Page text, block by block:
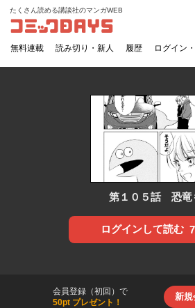
コミックDAYS
たくさん読める講談社のマンガWEB
無料連載 読み切り・新人 履歴 ログイン
第１０５話 恐竜
ログインして読む
会員登録（初回）で
50pt プレゼント！
新規